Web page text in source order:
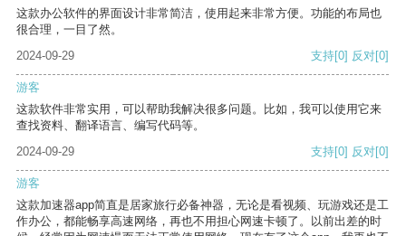
这款办公软件的界面设计非常简洁，使用起来非常方便。功能的布局也
很合理，一目了然。
2024-09-29
支持[0] 反对[0]
游客
这款软件非常实用，可以帮助我解决很多问题。比如，我可以使用它来
查找资料、翻译语言、编写代码等。
2024-09-29
支持[0] 反对[0]
游客
这款加速器app简直是居家旅行必备神器，无论是看视频、玩游戏还是工
作办公，都能畅享高速网络，再也不用担心网速卡顿了。以前出差的时